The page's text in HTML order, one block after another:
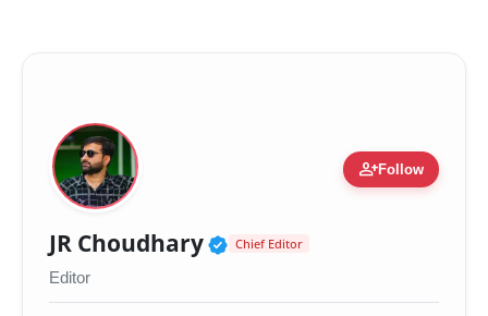
person_addFollow
JR Choudhary Verified Public Figure
Chief Editor
Editor